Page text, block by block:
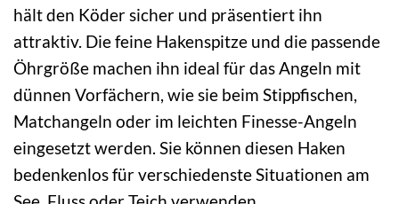
hält den Köder sicher und präsentiert ihn
attraktiv. Die feine Hakenspitze und die passende
Öhrgröße machen ihn ideal für das Angeln mit
dünnen Vorfächern, wie sie beim Stippfischen,
Matchangeln oder im leichten Finesse-Angeln
eingesetzt werden. Sie können diesen Haken
bedenkenlos für verschiedenste Situationen am